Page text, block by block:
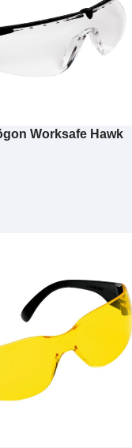
Worksafe Hawk